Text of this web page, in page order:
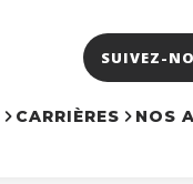
SUIVEZ-
CARRIÈRES NOS